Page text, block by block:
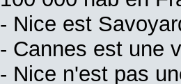
- Nice est
- Cannes est une
- Nice n'est pas